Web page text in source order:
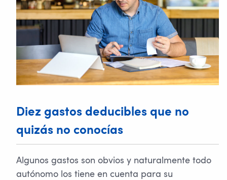
Diez gastos deducibles que no
quizás no conocías
Algunos gastos son obvios y naturalmente todo
autónomo los tiene en cuenta para su